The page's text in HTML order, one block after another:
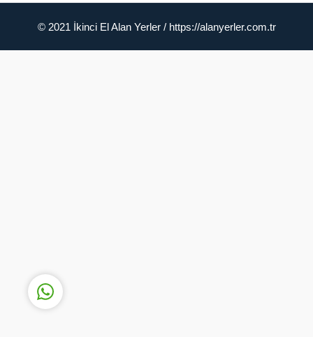
© 2021 İkinci El Alan Yerler / https://alanyerler.com.tr